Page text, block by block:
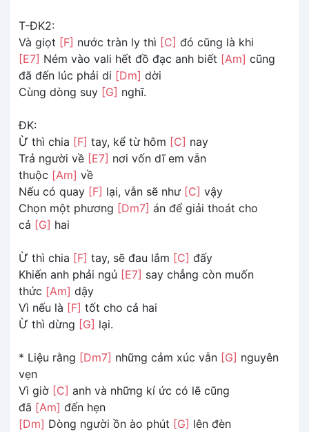
T-ĐK2:
Và giọt [F] nước tràn ly thì [C] đó cũng là khi
[E7] Ném vào vali hết đồ đạc anh biết [Am] cũng
đã đến lúc phải di [Dm] dời
Cùng dòng suy [G] nghĩ.
ĐK:
Ừ thì chia [F] tay, kể từ hôm [C] nay
Trả người về [E7] nơi vốn dĩ em vẫn
thuộc [Am] về
Nếu có quay [F] lại, vẫn sẽ như [C] vậy
Chọn một phương [Dm7] án để giải thoát cho
cả [G] hai
Ừ thì chia [F] tay, sẽ đau lắm [C] đấy
Khiến anh phải ngủ [E7] say chẳng còn muốn
thức [Am] dậy
Vì nếu là [F] tốt cho cả hai
Ừ thì dừng [G] lại.
* Liệu rằng [Dm7] những cảm xúc vẫn [G] nguyên
vẹn
Vì giờ [C] anh và những kí ức có lẽ cũng
đã [Am] đến hẹn
[Dm] Dòng người ồn ào phút [G] lên đèn